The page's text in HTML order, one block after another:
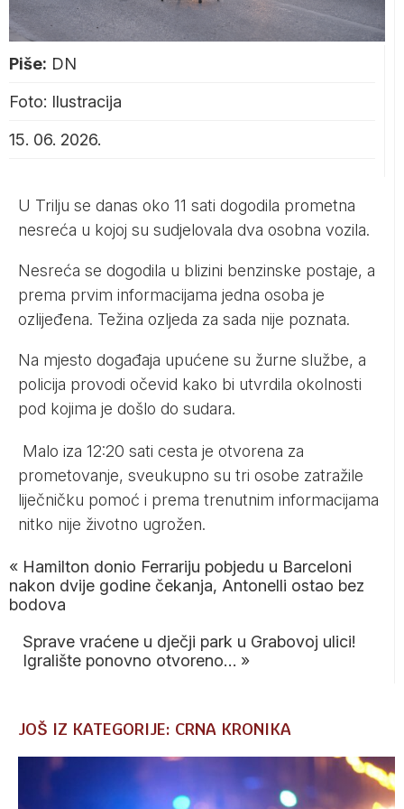
Piše: DN
Foto: Ilustracija
15. 06. 2026.
U Trilju se danas oko 11 sati dogodila prometna
nesreća u kojoj su sudjelovala dva osobna vozila.
Nesreća se dogodila u blizini benzinske postaje, a
prema prvim informacijama jedna osoba je
ozlijeđena. Težina ozljeda za sada nije poznata.
Na mjesto događaja upućene su žurne službe, a
policija provodi očevid kako bi utvrdila okolnosti
pod kojima je došlo do sudara.
Malo iza 12:20 sati cesta je otvorena za
prometovanje, sveukupno su tri osobe zatražile
liječničku pomoć i prema trenutnim informacijama
nitko nije životno ugrožen.
« Hamilton donio Ferrariju pobjedu u Barceloni
nakon dvije godine čekanja, Antonelli ostao bez
bodova
Sprave vraćene u dječji park u Grabovoj ulici!
Igralište ponovno otvoreno… »
JOŠ IZ KATEGORIJE: CRNA KRONIKA